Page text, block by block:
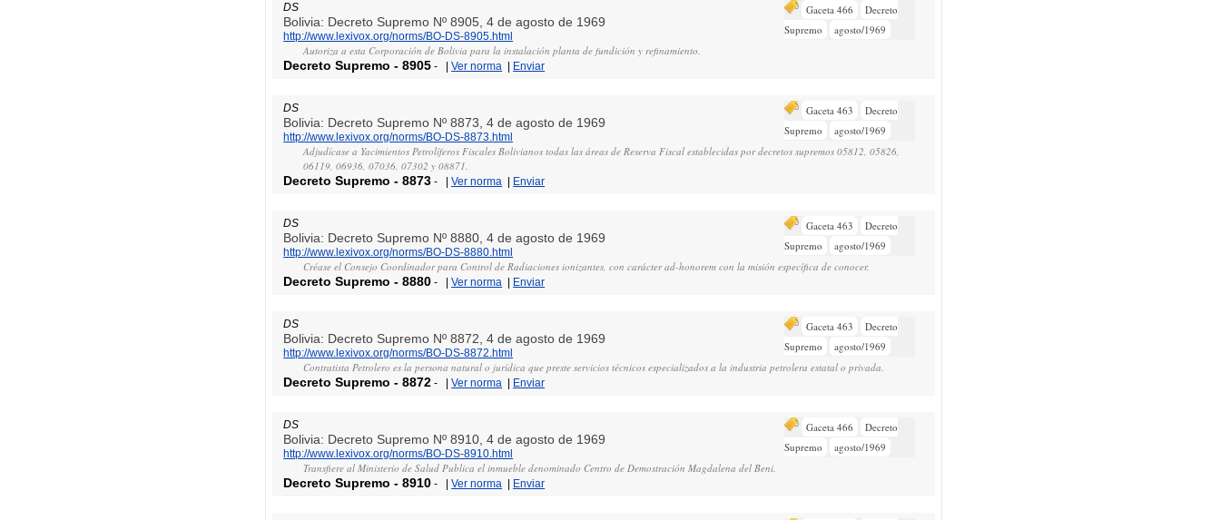
DS Gaceta 466
Decreto
Supremo
agosto/1969
Bolivia: Decreto Supremo Nº 8905, 4 de agosto de 1969
http://www.lexivox.org/norms/BO-DS-8905.html
Autoriza a esta Corporación de Bolivia para la instalación planta de fundición y refinamiento.
Decreto Supremo -8905 - |Ver norma Enviar
DS Gaceta 463
Decreto
Supremo
agosto/1969
Bolivia: Decreto Supremo Nº 8873, 4 de agosto de 1969
http://www.lexivox.org/norms/BO-DS-8873.html
Adjudícase a Yacimientos Petrolíferos Fiscales Bolivianos todas las áreas de Reserva Fiscal establecidas por decretos supremos 05812, 05826,
06119, 06936, 07036, 07302 y 08871.
Decreto Supremo -8873 - |Ver norma Enviar
DS Gaceta 463
Decreto
Supremo
agosto/1969
Bolivia: Decreto Supremo Nº 8880, 4 de agosto de 1969
http://www.lexivox.org/norms/BO-DS-8880.html
Créase el Consejo Coordinador para Control de Radiaciones ionizantes, con carácter ad-honorem con la misión específica de conocer.
Decreto Supremo -8880 - |Ver norma Enviar
DS Gaceta 463
Decreto
Supremo
agosto/1969
Bolivia: Decreto Supremo Nº 8872, 4 de agosto de 1969
http://www.lexivox.org/norms/BO-DS-8872.html
Contratista Petrolero es la persona natural o jurídica que preste servicios técnicos especializados a la industria petrolera estatal o privada.
Decreto Supremo -8872 - |Ver norma Enviar
DS Gaceta 466
Decreto
Supremo
agosto/1969
Bolivia: Decreto Supremo Nº 8910, 4 de agosto de 1969
http://www.lexivox.org/norms/BO-DS-8910.html
Transfiere al Ministerio de Salud Publica el inmueble denominado Centro de Demostración Magdalena del Beni.
Decreto Supremo -8910 - |Ver norma Enviar